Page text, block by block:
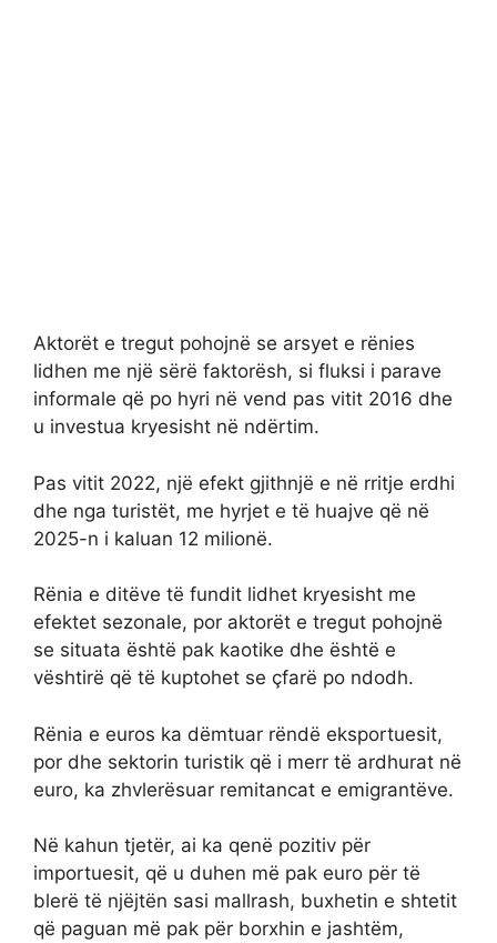
Aktorët e tregut pohojnë se arsyet e rënies
lidhen me një sërë faktorësh, si fluksi i parave
informale që po hyri në vend pas vitit 2016 dhe
u investua kryesisht në ndërtim.
Pas vitit 2022, një efekt gjithnjë e në rritje erdhi
dhe nga turistët, me hyrjet e të huajve që në
2025-n i kaluan 12 milionë.
Rënia e ditëve të fundit lidhet kryesisht me
efektet sezonale, por aktorët e tregut pohojnë
se situata është pak kaotike dhe është e
vështirë që të kuptohet se çfarë po ndodh.
Rënia e euros ka dëmtuar rëndë eksportuesit,
por dhe sektorin turistik që i merr të ardhurat në
euro, ka zhvlerësuar remitancat e emigrantëve.
Në kahun tjetër, ai ka qenë pozitiv për
importuesit, që u duhen më pak euro për të
blerë të njëjtën sasi mallrash, buxhetin e shtetit
që paguan më pak për borxhin e jashtëm,